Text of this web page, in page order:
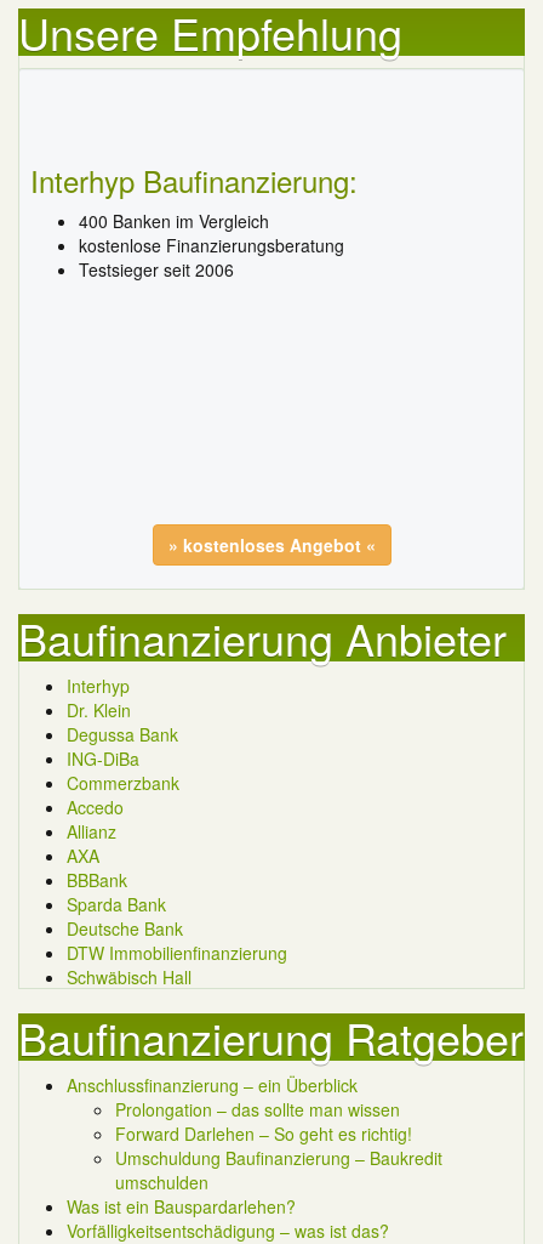
Unsere Empfehlung
Interhyp Baufinanzierung:
400 Banken im Vergleich
kostenlose Finanzierungsberatung
Testsieger seit 2006
» kostenloses Angebot «
Baufinanzierung Anbieter
Interhyp
Dr. Klein
Degussa Bank
ING-DiBa
Commerzbank
Accedo
Allianz
AXA
BBBank
Sparda Bank
Deutsche Bank
DTW Immobilienfinanzierung
Schwäbisch Hall
Baufinanzierung Ratgeber
Anschlussfinanzierung – ein Überblick
Prolongation – das sollte man wissen
Forward Darlehen – So geht es richtig!
Umschuldung Baufinanzierung – Baukredit
umschulden
Was ist ein Bauspardarlehen?
Vorfälligkeitsentschädigung – was ist das?